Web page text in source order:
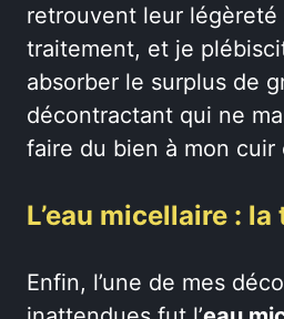
retrouvent leur légèreté
traitement, et je
absorber le surplus de
décontractant qui ne
faire du bien à mon cuir
L’eau micellaire :
Enfin, l’une de mes